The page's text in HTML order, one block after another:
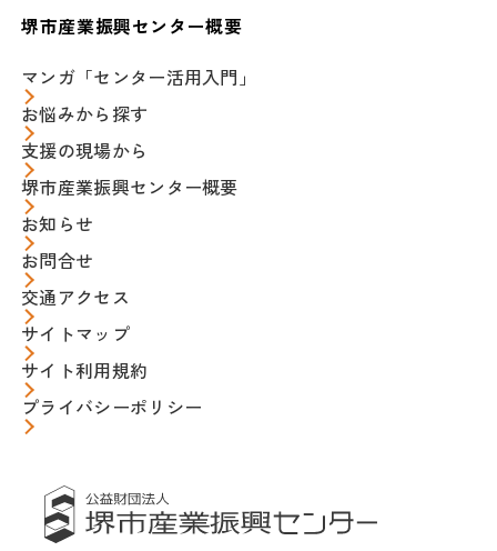
堺市産業振興センター概要
マンガ「センター活用入門」
お悩みから探す
支援の現場から
堺市産業振興センター概要
お知らせ
お問合せ
交通アクセス
サイトマップ
サイト利用規約
プライバシーポリシー